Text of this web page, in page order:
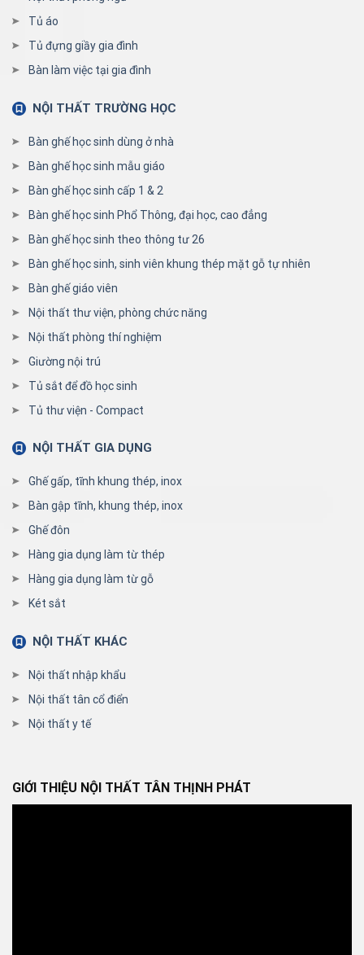
Tủ áo
Tủ đựng giầy gia đình
Bàn làm việc tại gia đình
NỘI THẤT TRƯỜNG HỌC
Bàn ghế học sinh dùng ở nhà
Bàn ghế học sinh mẫu giáo
Bàn ghế học sinh cấp 1 & 2
Bàn ghế học sinh Phổ Thông, đại học, cao đẳng
Bàn ghế học sinh theo thông tư 26
Bàn ghế học sinh, sinh viên khung thép mặt gỗ tự nhiên
Bàn ghế giáo viên
Nội thất thư viện, phòng chức năng
Nội thất phòng thí nghiệm
Giường nội trú
Tủ sắt để đồ học sinh
Tủ thư viện - Compact
NỘI THẤT GIA DỤNG
Ghế gấp, tĩnh khung thép, inox
Bàn gập tĩnh, khung thép, inox
Ghế đôn
Hàng gia dụng làm từ thép
Hàng gia dụng làm từ gỗ
Két sắt
NỘI THẤT KHÁC
Nội thất nhập khẩu
Nội thất tân cổ điển
Nội thất y tế
GIỚI THIỆU NỘI THẤT TÂN THỊNH PHÁT